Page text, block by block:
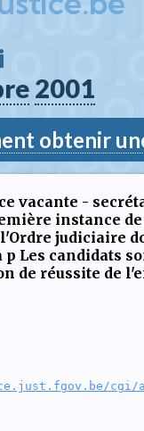
2001
obtenir
vacante -
instance de
judiciaire
Les candidats
de réussite de